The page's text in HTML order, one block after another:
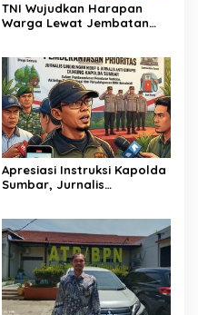
TNI Wujudkan Harapan
Warga Lewat Jembatan
Tepian
Apresiasi Instruksi Kapolda
Sumbar, Jurnalis
BBM dan Tambang Ilegal